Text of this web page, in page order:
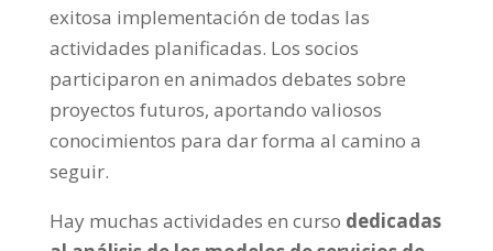
exitosa implementación de todas las
actividades planificadas. Los socios
participaron en animados debates sobre
proyectos futuros, aportando valiosos
conocimientos para dar forma al camino a
seguir.
Hay muchas actividades en curso dedicadas